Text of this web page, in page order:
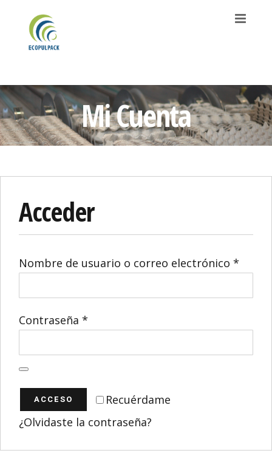
contenido
Mi Cuenta
Acceder
Nombre de usuario o correo electrónico *
Contraseña *Obligatorio
Recuérdame
ACCESO
¿Olvidaste la contraseña?